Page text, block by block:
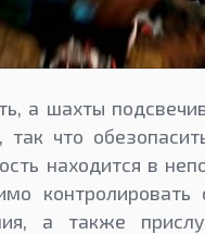
а шахты
что
находится в
а также